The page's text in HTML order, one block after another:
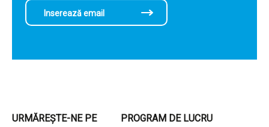
URMĂREȘTE-NE PE PROGRAM DE LUCRU